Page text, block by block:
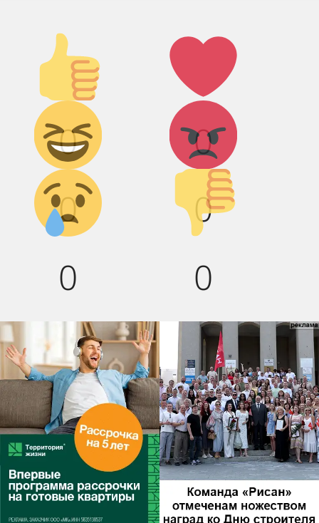
Палец
вверх!
0
Лайк!
0
Дикий
смех!
0
Агрессия!
0
Грусть :(
0
Палец
вниз!
0